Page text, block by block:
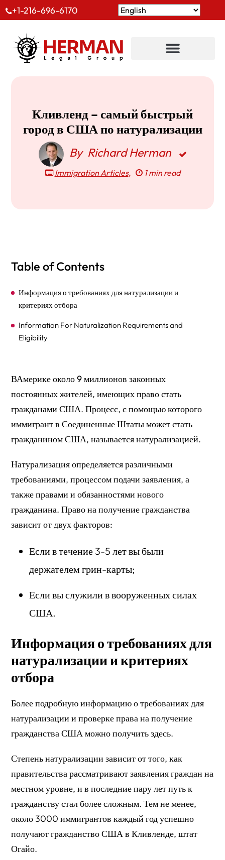
+1-216-696-6170
Кливленд – самый быстрый
город в США по натурализации
By Richard Herman
Immigration Articles, 1 min read
Table of Contents
Информация о требованиях для натурализации и
критериях отбора
Information For Naturalization Requirements and
Eligibility
ВАмерике около9 миллионов законных
постоянных жителей, имеющих право стать
гражданами США. Процесс, с помощью которого
иммигрант в Соединенные Штаты может стать
гражданином США, называется натурализацией.
Натурализация определяется различными
требованиями, процессом подачи заявления, а
также правами и обязанностями нового
гражданина. Право на получение гражданства
зависит от двух факторов:
Если в течение 3-5 лет вы были
держателем грин-карты;
Если вы служили в вооруженных силах
США.
Информация о требованиях для
натурализации и критериях
отбора
Более подробную информацию о требованиях для
натурализации и проверке права на получение
гражданства США можно получить здесь.
Степень натурализации зависит от того, как
правительства рассматривают заявления граждан на
местном уровне, и в последние пару лет путь к
гражданству стал более сложным. Тем не менее,
около 3000 иммигрантов каждый год успешно
получают гражданство США в Кливленде, штат
Огайо.